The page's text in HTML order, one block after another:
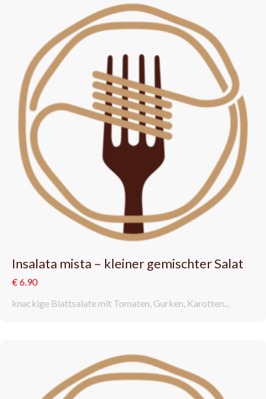
Insalata mista – kleiner gemischter Salat
€ 6.90
knackige Blattsalate mit Tomaten, Gurken, Karotten...